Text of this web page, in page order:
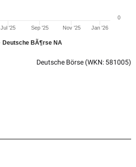
Deutsche BÃ¶rse NA
Jul '25 Sep '25 Nov '25 Jan '26
0
Deutsche Börse (WKN: 581005)